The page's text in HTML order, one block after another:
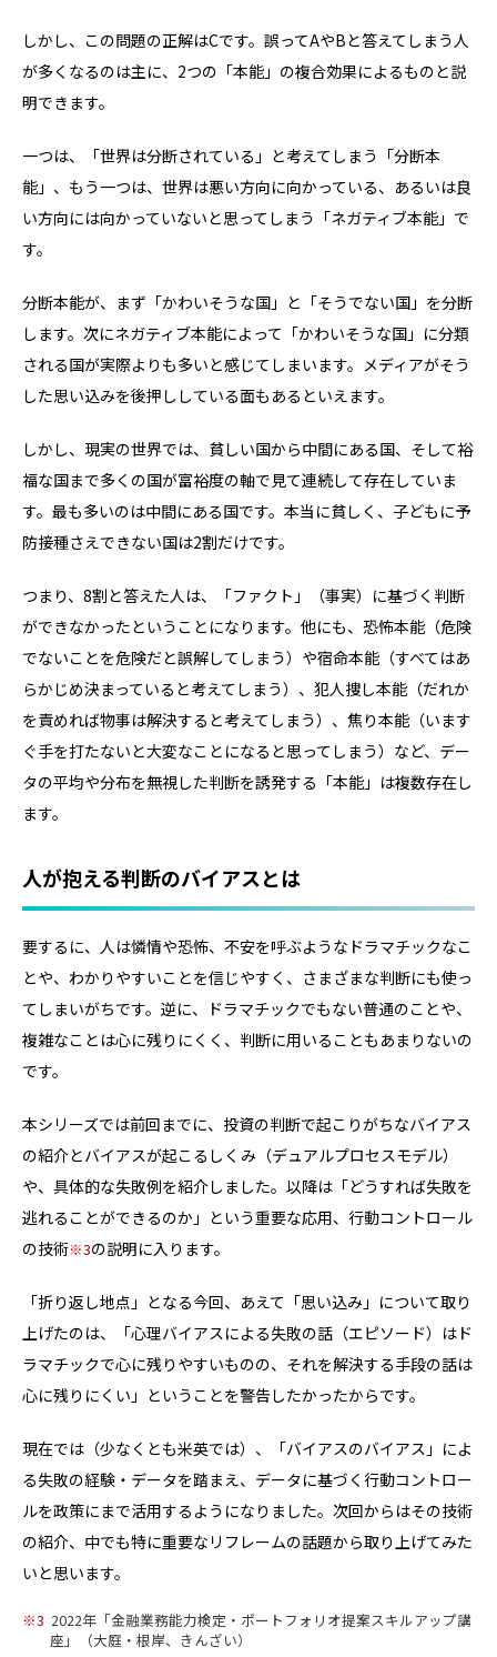
しかし、この問題の正解はCです。誤ってAやBと答えてしまう人
が多くなるのは主に、2つの「本能」の複合効果によるものと説
明できます。
一つは、「世界は分断されている」と考えてしまう「分断本
能」、もう一つは、世界は悪い方向に向かっている、あるいは良
い方向には向かっていないと思ってしまう「ネガティブ本能」で
す。
分断本能が、まず「かわいそうな国」と「そうでない国」を分断
します。次にネガティブ本能によって「かわいそうな国」に分類
される国が実際よりも多いと感じてしまいます。メディアがそう
した思い込みを後押ししている面もあるといえます。
しかし、現実の世界では、貧しい国から中間にある国、そして裕
福な国まで多くの国が富裕度の軸で見て連続して存在していま
す。最も多いのは中間にある国です。本当に貧しく、子どもに予
防接種さえできない国は2割だけです。
つまり、8割と答えた人は、「ファクト」（事実）に基づく判断
ができなかったということになります。他にも、恐怖本能（危険
でないことを危険だと誤解してしまう）や宿命本能（すべてはあ
らかじめ決まっていると考えてしまう）、犯人捜し本能（だれか
を責めれば物事は解決すると考えてしまう）、焦り本能（います
ぐ手を打たないと大変なことになると思ってしまう）など、デー
タの平均や分布を無視した判断を誘発する「本能」は複数存在し
ます。
人が抱える判断のバイアスとは
要するに、人は憐情や恐怖、不安を呼ぶようなドラマチックなこ
とや、わかりやすいことを信じやすく、さまざまな判断にも使っ
てしまいがちです。逆に、ドラマチックでもない普通のことや、
複雑なことは心に残りにくく、判断に用いることもあまりないの
です。
本シリーズでは前回までに、投資の判断で起こりがちなバイアス
の紹介とバイアスが起こるしくみ（デュアルプロセスモデル）
や、具体的な失敗例を紹介しました。以降は「どうすれば失敗を
逃れることができるのか」という重要な応用、行動コントロール
の技術
3の説明に入ります。
「折り返し地点」となる今回、あえて「思い込み」について取り
上げたのは、「心理バイアスによる失敗の話（エピソード）はド
ラマチックで心に残りやすいものの、それを解決する手段の話は
心に残りにくい」ということを警告したかったからです。
現在では（少なくとも米英では）、「バイアスのバイアス」によ
る失敗の経験・データを踏まえ、データに基づく行動コントロー
ルを政策にまで活用するようになりました。次回からはその技術
の紹介、中でも特に重要なリフレームの話題から取り上げてみた
いと思います。
3 2022年「金融業務能力検定・ポートフォリオ提案スキルアップ講
座」（大庭・根岸、きんざい）